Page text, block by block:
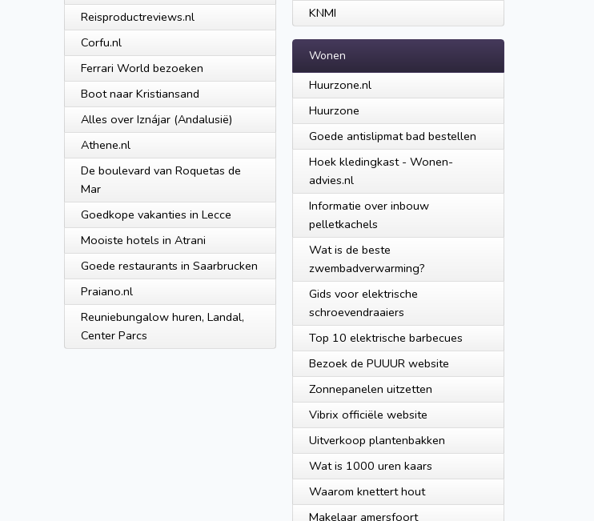
Reisproductreviews.nl
Corfu.nl
Ferrari World bezoeken
Boot naar Kristiansand
Alles over Iznájar (Andalusië)
Athene.nl
De boulevard van Roquetas de
Mar
Goedkope vakanties in Lecce
Mooiste hotels in Atrani
Goede restaurants in Saarbrucken
Praiano.nl
Reuniebungalow huren, Landal,
Center Parcs
KNMI
Wonen
Huurzone.nl
Huurzone
Goede antislipmat bad bestellen
Hoek kledingkast - Wonen-
advies.nl
Informatie over inbouw
pelletkachels
Wat is de beste
zwembadverwarming?
Gids voor elektrische
schroevendraaiers
Top 10 elektrische barbecues
Bezoek de PUUUR website
Zonnepanelen uitzetten
Vibrix officiële website
Uitverkoop plantenbakken
Wat is 1000 uren kaars
Waarom knettert hout
Makelaar amersfoort